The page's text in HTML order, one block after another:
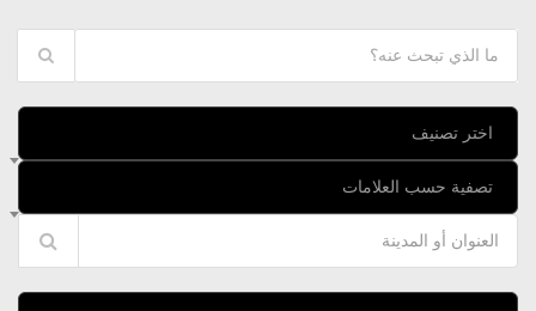
اختر تصنيف
تصفية حسب العلامات